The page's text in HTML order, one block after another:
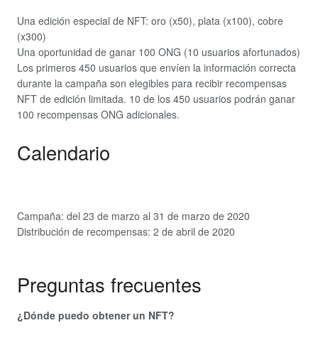
Una edición especial de NFT: oro (x50), plata (x100), cobre
(x300)
Una oportunidad de ganar 100 ONG (10 usuarios afortunados)
Los primeros 450 usuarios que envíen la información correcta
durante la campaña son elegibles para recibir recompensas
NFT de edición limitada. 10 de los 450 usuarios podrán ganar
100 recompensas ONG adicionales.
Calendario
Campaña: del 23 de marzo al 31 de marzo de 2020
Distribución de recompensas: 2 de abril de 2020
Preguntas frecuentes
¿Dónde puedo obtener un NFT?